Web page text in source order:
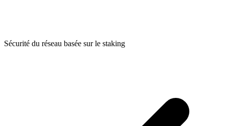
Sécurité du réseau basée sur le staking